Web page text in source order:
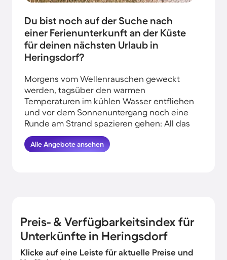
Du bist noch auf der Suche nach
einer Ferienunterkunft an der Küste
für deinen nächsten Urlaub in
Heringsdorf?
Morgens vom Wellenrauschen geweckt
werden, tagsüber den warmen
Temperaturen im kühlen Wasser entfliehen
und vor dem Sonnenuntergang noch eine
Runde am Strand spazieren gehen: All das
kannst du erleben, wenn du deinen Urlaub
in Strandnähe in Heringsdorf verbringst.
Alle Angebote ansehen
Preis- & Verfügbarkeitsindex für
Unterkünfte in Heringsdorf
Klicke auf eine Leiste für aktuelle Preise und